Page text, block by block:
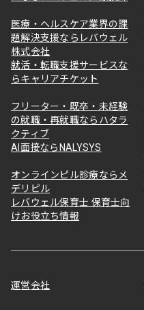
医療・ヘルスケア業界の課
題解決支援ならレバウェル
株式会社
就活・転職支援サービスな
らキャリアチケット
フリーター・既卒・未経験
の就職・再就職ならハタラ
クティブ
AI面接ならNALYSYS
オンラインピル診療ならメ
デリピル
レバウェル保育士 保育士向
けお役立ち情報
運営会社